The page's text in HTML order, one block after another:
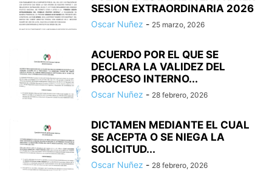
SESION EXTRAORDINARIA 2026
Oscar Nuñez - 25 marzo, 2026
ACUERDO POR EL QUE SE
DECLARA LA VALIDEZ DEL
PROCESO INTERNO...
Oscar Nuñez - 28 febrero, 2026
DICTAMEN MEDIANTE EL CUAL
SE ACEPTA O SE NIEGA LA
SOLICITUD...
Oscar Nuñez - 28 febrero, 2026